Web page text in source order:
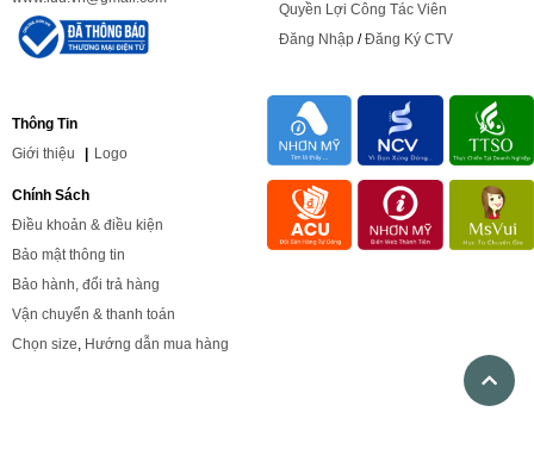
Quyền Lợi Công Tác Viên
Đăng Nhập /Đăng Ký CTV
Thông Tin
Giới thiệu Logo
Chính Sách
Điều khoản & điều kiện
Bảo mật thông tin
Bảo hành, đổi trả hàng
Vận chuyển & thanh toán
Chọn size, Hướng dẫn mua hàng